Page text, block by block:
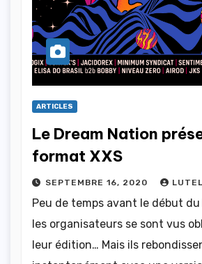
ARTICLES
Le Dream Nation
format XXS
SEPTEMBRE 16, 2020 LUTEL
Peu de temps avant le début
les organisateurs se sont vus
leur édition… Mais ils